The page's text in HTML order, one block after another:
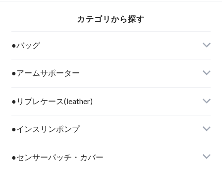
カテゴリから探す
●バッグ
●アームサポーター
●リブレケース(leather)
●インスリンポンプ
●センサーパッチ・カバー